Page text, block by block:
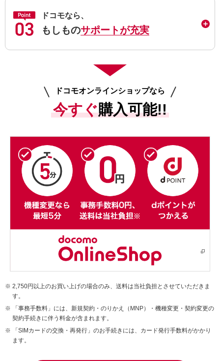
ドコモなら、
もしものサポートが充実
ドコモオンラインショップなら
今すぐ購入可能!!
2,750円以上のお買い上げの場合のみ、送料は当社負担とさせていただきま
す。
「事務手数料」には、新規契約・のりかえ（MNP）・機種変更・契約変更の
契約手続きに伴う料金が含まれます。
「SIMカードの交換・再発行」のお手続きには、カード発行手数料がかかり
ます。